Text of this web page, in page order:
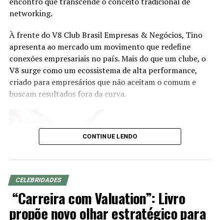
em segmentos estratégicos da economia brasileira e
acompanhar a evolução das demandas dos investidores.
Eduardo Vanin, Estrategista Sênior de Agricultura da
Marex e Analista do Complexo Soja, abordará o cenário
atual do agronegócio, as oportunidades que o setor abre
para assessores de investimento, os movimentos de
mercado que impactam investidores e como os
profissionais podem ampliar as conversas com seus
agrícolas e derivativos, Vanin atende atualmente
grandes fundos de investimento no Brasil e na China,
agronegócio.
O evento será realizado de forma presencial, às 19h,
com participação gratuita mediante inscrição prévia e
networking.
À frente do V8 Club Brasil Empresas & Negócios, Tino
apresenta ao mercado um movimento que redefine
conexões empresariais no país. Mais do que um clube, o
V8 surge como um ecossistema de alta performance,
criado para empresários que não aceitam o comum e
buscam resultados fora da curva.
CONTINUE LENDO
CELEBRIDADES
“Carreira com Valuation”: Livro
propõe novo olhar estratégico para